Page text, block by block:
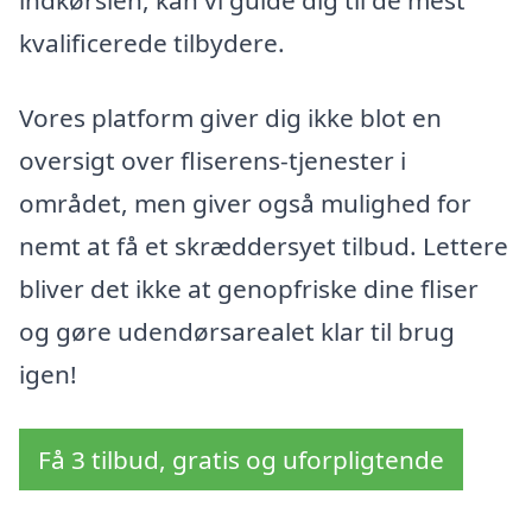
kvalificerede tilbydere.
Vores platform giver dig ikke blot en
oversigt over fliserens-tjenester i
området, men giver også mulighed for
nemt at få et skræddersyet tilbud. Lettere
bliver det ikke at genopfriske dine fliser
og gøre udendørsarealet klar til brug
igen!
Få 3 tilbud, gratis og uforpligtende